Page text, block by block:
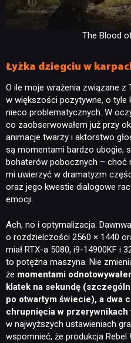
JUŻ
SKLEP
The Blood
Łyżka dziegciu w
O ile moje wrażenia związane z
w większości pozytywne, o tyle
nieco problematycznych. W
co zaobserwowałem już przy
animacje twarzy i aktorstwo
są momentami bardzo ubogie,
bohaterów pobocznych – choć
mi uwierzyć w dramatyzm
oraz jego kwestie dialogowe
emocji.
Ach, no i optymalizacja.
o rozdzielczości 2560 × 1440
miał RTX-a 5080, i9-14900KF i
to potężna maszyna. Nie
że momentami
klatek na sekundę
po otwartym świecie), a dwa
chrupnięcia w przerywnikach
w najwyższych ustawieniach
wspomnieć, że produkcja